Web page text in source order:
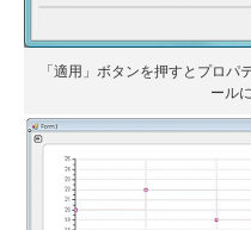
「適用」ボタンを押すとプロ
ール